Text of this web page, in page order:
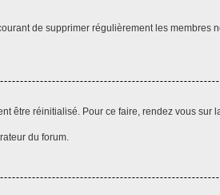
de supprimer régulièrement les
être réinitialisé. Pour ce faire, rendez vous sur
du forum.